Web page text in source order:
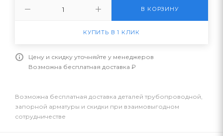
В КОРЗИНУ
КУПИТЬ В 1 КЛИК
Цену и скидку уточняйте у менеджеров
Возможна бесплатная доставка ₽
Возможна бесплатная доставка деталей трубопроводной,
запорной арматуры и скидки при взаимовыгодном
сотрудничестве